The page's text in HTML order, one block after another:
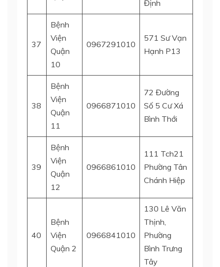
Định
37
Bệnh
Viện
Quận
10
0967291010
571 Sư Vạn
Hạnh P13
38
Bệnh
Viện
Quận
11
0966871010
72 Đường
Số 5 Cư Xá
Bình Thới
39
Bệnh
Viện
Quận
12
0966861010
111 Tch21
Phường Tân
Chánh Hiệp
40
Bệnh
Viện
Quận 2
0966841010
130 Lê Văn
Thịnh,
Phường
Bình Trưng
Tây